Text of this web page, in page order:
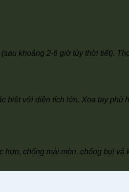
khoảng 2-6 giờ tùy thời tiết).
biệt với diện tích lớn. Xoa tay
chống mài mòn, chống bụi và